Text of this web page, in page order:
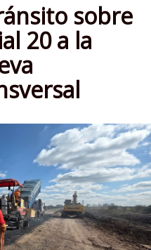
sobre
20 a la